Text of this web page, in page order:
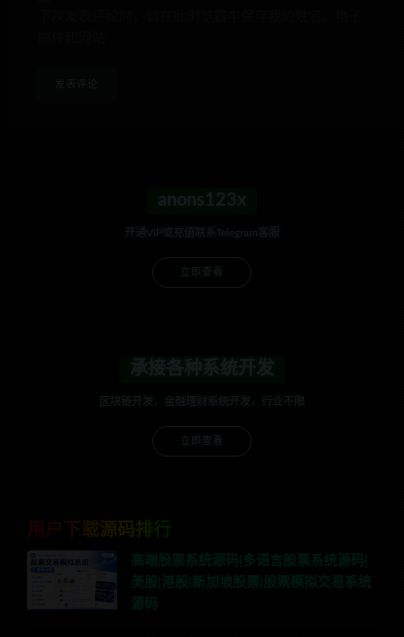
anons123x
开通VIP或充值联系Telegram客服
承接各种系统开发
区块链开发，金融理财系统开发，行业不限
用户下载源码排行
高端股票系统源码|多语言股票系统源码|
美股|港股|新加坡股票|股票模拟交易系统
源码